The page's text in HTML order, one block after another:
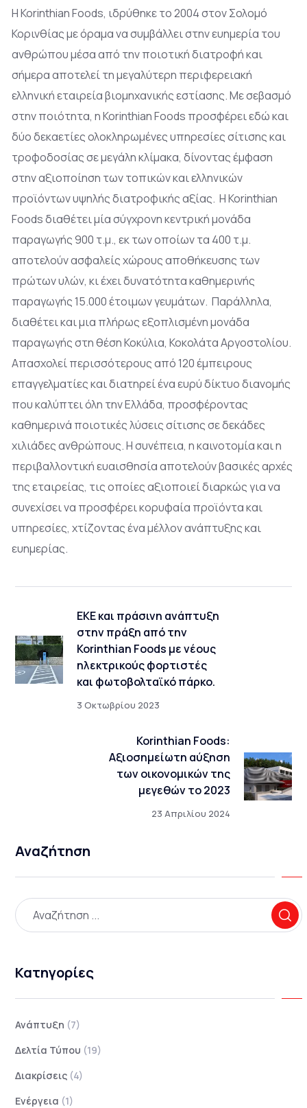
Η Korinthian Foods, ιδρύθηκε το 2004 στον Σολομό
Κορινθίας με όραμα να συμβάλλει στην ευημερία του
ανθρώπου μέσα από την ποιοτική διατροφή και
σήμερα αποτελεί τη μεγαλύτερη περιφερειακή
ελληνική εταιρεία βιομηχανικής εστίασης. Με σεβασμό
στην ποιότητα, η Korinthian Foods προσφέρει εδώ και
δύο δεκαετίες ολοκληρωμένες υπηρεσίες σίτισης και
τροφοδοσίας σε μεγάλη κλίμακα, δίνοντας έμφαση
στην αξιοποίηση των τοπικών και ελληνικών
προϊόντων υψηλής διατροφικής αξίας. Η Korinthian
Foods διαθέτει μία σύγχρονη κεντρική μονάδα
παραγωγής 900 τ.μ., εκ των οποίων τα 400 τ.μ.
αποτελούν ασφαλείς χώρους αποθήκευσης των
πρώτων υλών, κι έχει δυνατότητα καθημερινής
παραγωγής 15.000 έτοιμων γευμάτων. Παράλληλα,
διαθέτει και μια πλήρως εξοπλισμένη μονάδα
παραγωγής στη θέση Κοκύλια, Κοκολάτα Αργοστολίου.
Απασχολεί περισσότερους από 120 έμπειρους
επαγγελματίες και διατηρεί ένα ευρύ δίκτυο διανομής
που καλύπτει όλη την Ελλάδα, προσφέροντας
καθημερινά ποιοτικές λύσεις σίτισης σε δεκάδες
χιλιάδες ανθρώπους. Η συνέπεια, η καινοτομία και η
περιβαλλοντική ευαισθησία αποτελούν βασικές αρχές
της εταιρείας, τις οποίες αξιοποιεί διαρκώς για να
συνεχίσει να προσφέρει κορυφαία προϊόντα και
υπηρεσίες, χτίζοντας ένα μέλλον ανάπτυξης και
ευημερίας.
ΕΚΕ και πράσινη ανάπτυξη
στην πράξη από την
Korinthian Foods με νέους
ηλεκτρικούς φορτιστές
και φωτοβολταϊκό πάρκο.
3 Οκτωβρίου 2023
Korinthian Foods:
Αξιοσημείωτη αύξηση
των οικονομικών της
μεγεθών το 2023
23 Απριλίου 2024
Αναζήτηση
Κατηγορίες
Ανάπτυξη (7)
Δελτία Τύπου (19)
Διακρίσεις (4)
Ενέργεια (1)